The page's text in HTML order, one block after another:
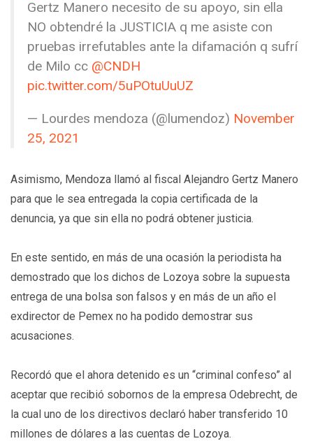
Gertz Manero necesito de su apoyo, sin ella
NO obtendré la JUSTICIA q me asiste con
pruebas irrefutables ante la difamación q sufrí
de Milo cc @CNDH
pic.twitter.com/5uPOtuUuUZ
— Lourdes mendoza (@lumendoz) November
25, 2021
Asimismo, Mendoza llamó al fiscal Alejandro Gertz Manero
para que le sea entregada la copia certificada de la
denuncia, ya que sin ella no podrá obtener justicia.
En este sentido, en más de una ocasión la periodista ha
demostrado que los dichos de Lozoya sobre la supuesta
entrega de una bolsa son falsos y en más de un año el
exdirector de Pemex no ha podido demostrar sus
acusaciones.
Recordó que el ahora detenido es un “criminal confeso” al
aceptar que recibió sobornos de la empresa Odebrecht, de
la cual uno de los directivos declaró haber transferido 10
millones de dólares a las cuentas de Lozoya.